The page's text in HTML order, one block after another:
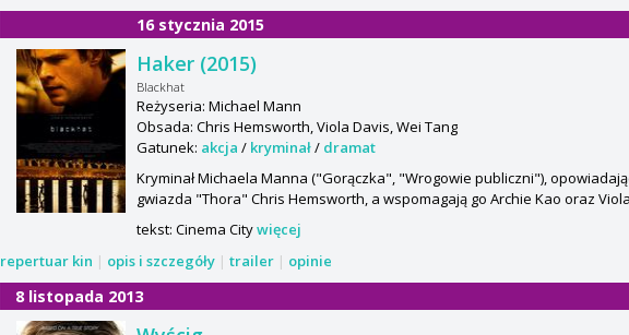
16 stycznia 2015
Haker (2015)
Blackhat
Reżyseria: Michael Mann
Obsada: Chris Hemsworth, Viola Davis, Wei Tang
Gatunek: akcja / kryminał/ dramat
Kryminał Michaela Manna ("Gorączka", "Wrogowie publiczni"),
gwiazda "Thora" Chris Hemsworth, a wspomagają go Archie Kao oraz
tekst: Cinema Citywięcej
repertuar kin | opis i szczegóły | trailer | opinie
8 listopada 2013